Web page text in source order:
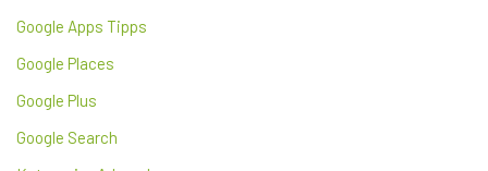
Google Apps Tipps
Google Places
Google Plus
Google Search